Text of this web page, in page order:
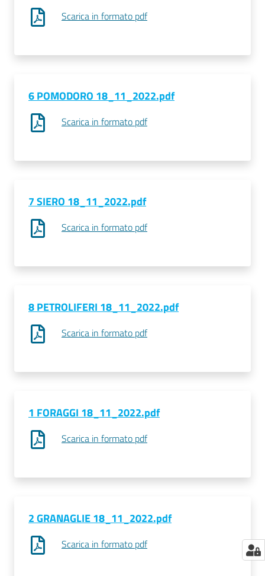
on line
Seguici
Scarica in formato pdf
6 POMODORO 18_11_2022.pdf
Scarica in formato pdf
7 SIERO 18_11_2022.pdf
Scarica in formato pdf
8 PETROLIFERI 18_11_2022.pdf
Scarica in formato pdf
1 FORAGGI 18_11_2022.pdf
Scarica in formato pdf
2 GRANAGLIE 18_11_2022.pdf
Scarica in formato pdf